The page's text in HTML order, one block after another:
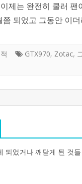
제는 완전히 쿨러 팬
쯤 되었고 그동안 이
GTX970, Zotac,
되었거나 깨닫게 된 것